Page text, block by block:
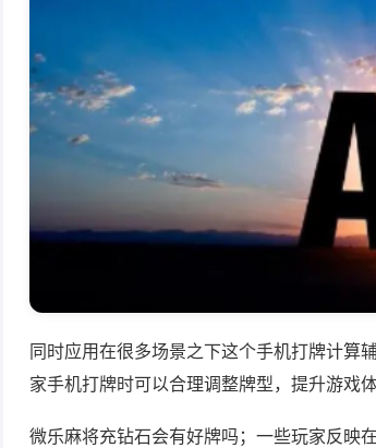
同时应用在很多场景之下这个手机打牌计算
家手机打牌时可以合理调整牌型，提升游戏
微乐麻将充钻石会有好牌吗；一些玩家反映